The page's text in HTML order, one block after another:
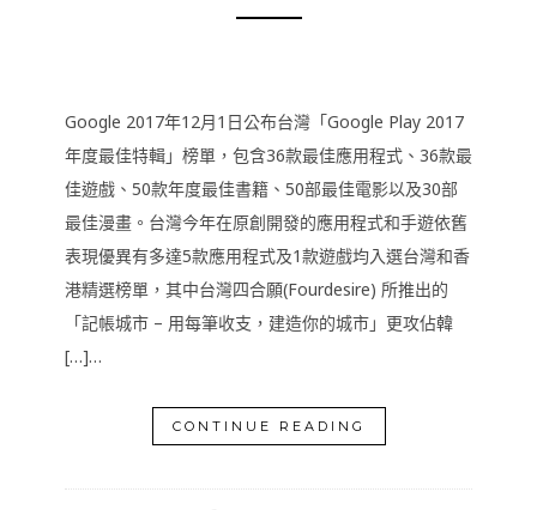
Google 2017年12月1日公布台灣「Google Play 2017
年度最佳特輯」榜單，包含36款最佳應用程式、36款最
佳遊戲、50款年度最佳書籍、50部最佳電影以及30部
最佳漫畫。台灣今年在原創開發的應用程式和手遊依舊
表現優異有多達5款應用程式及1款遊戲均入選台灣和香
港精選榜單，其中台灣四合願(Fourdesire) 所推出的
「記帳城市 – 用每筆收支，建造你的城市」更攻佔韓
[…]…
CONTINUE READING